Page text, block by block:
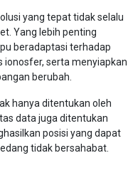
yang tepat tidak selalu
Yang lebih penting
beradaptasi terhadap
ionosfer, serta menyiapkan
berubah.
hanya ditentukan oleh
data juga ditentukan
posisi yang dapat
tidak bersahabat.